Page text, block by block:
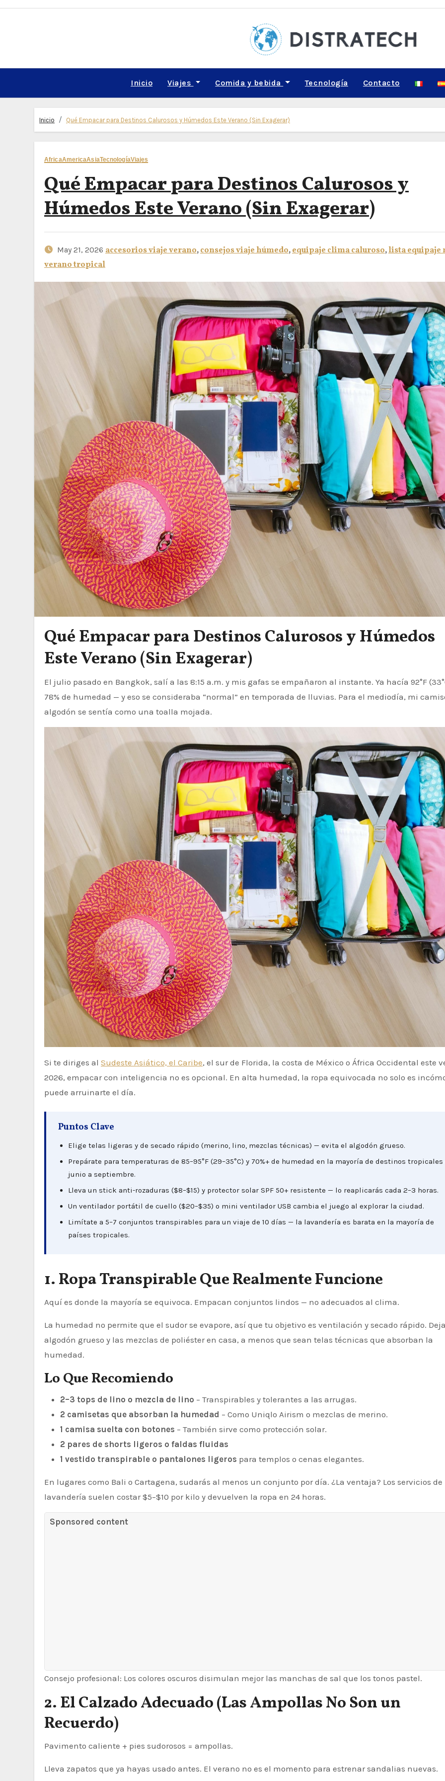
Skip
Inicio Viajes Comida y bebida Tecnología Contacto
Inicio Qué Empacar para Destinos Calurosos y Húmedos Este Verano (Sin Exagerar)
AfricaAmericaAsiaTecnologíaViajes
Qué Empacar para Destinos Calurosos y
Húmedos Este Verano (Sin Exagerar)
May 21, 2026 accesorios viaje verano,consejos viaje húmedo,equipaje clima caluroso,lista equipaje
verano tropical
Qué Empacar para Destinos Calurosos y Húmedos
Este Verano (Sin Exagerar)
El julio pasado en Bangkok, salí a las 8:15 a.m. y mis gafas se empañaron al instante. Ya hacía 92°F (33°C) con
78% de humedad — y eso se consideraba “normal” en temporada de lluvias. Para el mediodía, mi
algodón se sentía como una toalla mojada.
Si te diriges al Sudeste Asiático, el Caribe, el sur de Florida, la costa de México o África Occidental este
2026, empacar con inteligencia no es opcional. En alta humedad, la ropa equivocada no solo es
puede arruinarte el día.
Puntos Clave
Elige telas ligeras y de secado rápido (merino, lino, mezclas técnicas) — evita el algodón grueso.
Prepárate para temperaturas de 85–95°F (29–35°C) y 70%+ de humedad en la mayoría de destinos tropicales
junio a septiembre.
Lleva un stick anti-rozaduras ($8–$15) y protector solar SPF 50+ resistente — lo reaplicarás cada 2–3 horas.
Un ventilador portátil de cuello ($20–$35) o mini ventilador USB cambia el juego al explorar la ciudad.
Limítate a 5–7 conjuntos transpirables para un viaje de 10 días — la lavandería es barata en la mayoría de
países tropicales.
1. Ropa Transpirable Que Realmente Funcione
Aquí es donde la mayoría se equivoca. Empacan conjuntos lindos — no adecuados al clima.
La humedad no permite que el sudor se evapore, así que tu objetivo es ventilación y secado rápido.
algodón grueso y las mezclas de poliéster en casa, a menos que sean telas técnicas que absorban la
humedad.
Lo Que Recomiendo
2–3 tops de lino o mezcla de lino – Transpirables y tolerantes a las arrugas.
2 camisetas que absorban la humedad – Como Uniqlo Airism o mezclas de merino.
1 camisa suelta con botones – También sirve como protección solar.
2 pares de shorts ligeros o faldas fluidas
1 vestido transpirable o pantalones ligeros para templos o cenas elegantes.
En lugares como Bali o Cartagena, sudarás al menos un conjunto por día. ¿La ventaja? Los servicios de
lavandería suelen costar $5–$10 por kilo y devuelven la ropa en 24 horas.
Sponsored content
Consejo profesional: Los colores oscuros disimulan mejor las manchas de sal que los tonos pastel.
2. El Calzado Adecuado (Las Ampollas No Son un
Recuerdo)
Pavimento caliente + pies sudorosos = ampollas.
Lleva zapatos que ya hayas usado antes. El verano no es el momento para estrenar sandalias nuevas.